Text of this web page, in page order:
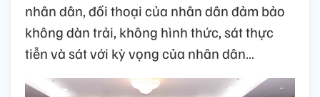
nhân dân, đối thoại của nhân dân đảm bảo
không dàn trải, không hình thức, sát thực
tiễn và sát với kỳ vọng của nhân dân…